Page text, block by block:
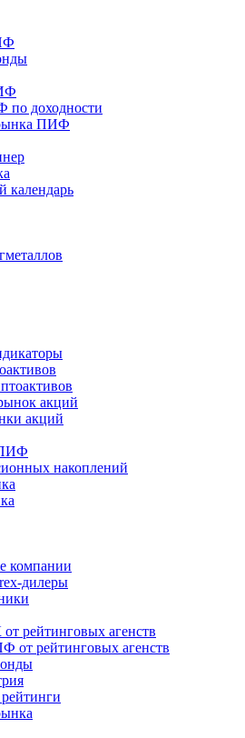
доходности
ПИФ
календарь
акций
акций
ПИФ
накоплений
компании
дилеры
рейтинговых агенств
от рейтинговых агенств